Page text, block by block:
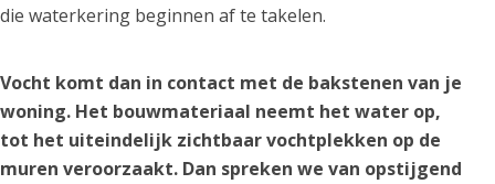
die waterkering beginnen af te takelen.
Vocht komt dan in contact met de bakstenen van je
woning. Het bouwmateriaal neemt het water op,
tot het uiteindelijk zichtbaar vochtplekken op de
muren veroorzaakt. Dan spreken we van opstijgend